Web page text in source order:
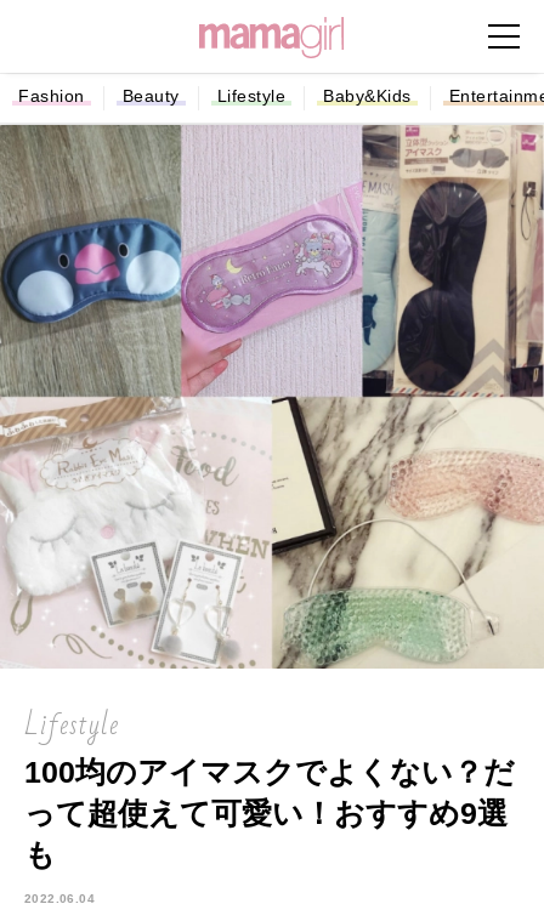
Fashion Beauty Lifestyle Baby&Kids
Lifestyle
100均のアイマスクでよくない？だ
って超使えて可愛い！おすすめ9選
も
2022.06.04